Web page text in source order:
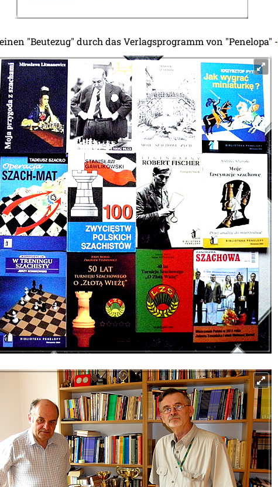
"Beutezug" durch das Verlagsprogramm von "Penelopa" -